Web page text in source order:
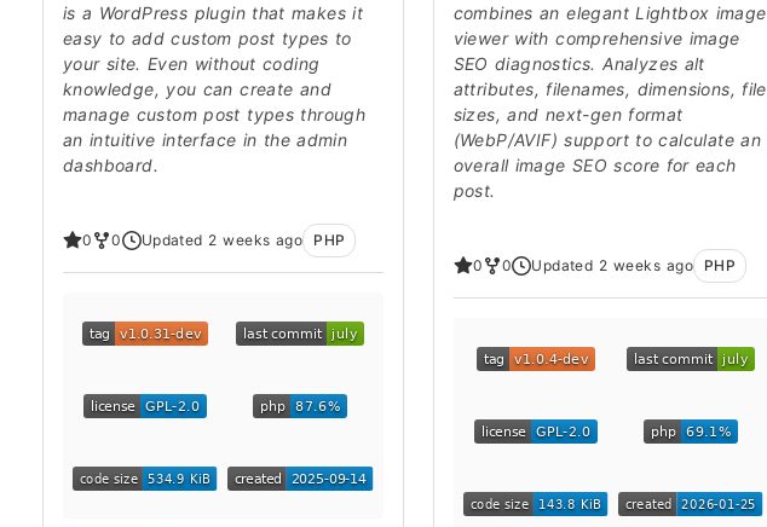
is a WordPress plugin that makes it
easy to add custom post types to
your site. Even without coding
knowledge, you can create and
manage custom post types through
an intuitive interface in the admin
dashboard.
0 0 Updated 2 weeks ago PHP
combines an elegant Lightbox image
viewer with comprehensive image
SEO diagnostics. Analyzes alt
attributes, filenames, dimensions, file
sizes, and next-gen format
(WebP/AVIF) support to calculate an
overall image SEO score for each
post.
0 0 Updated 2 weeks ago PHP